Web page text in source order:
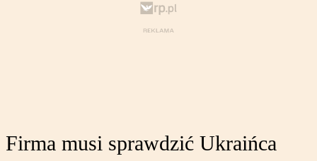
Firma musi sprawdzić Ukraińca